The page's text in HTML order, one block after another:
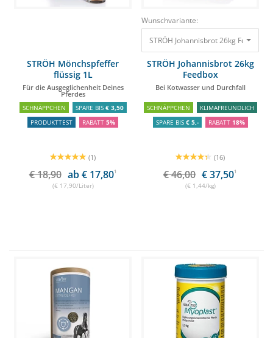
STRÖH Mönchspfeffer
flüssig 1L
Für die Ausgeglichenheit Deines
Pferdes
SCHNÄPPCHEN SPARE BIS € 3,50
PRODUKTTEST
RABATT 5%
(1)
€ 18,90 ab € 17,801
(€ 17,90/Liter)
Wunschvariante:
STRÖH Johannisbrot 26kg
STRÖH Johannisbrot 26kg
Feedbox
Bei Kotwasser und Durchfall
SCHNÄPPCHEN
KLIMAFREUNDLICH
SPARE BIS € 5,- RABATT 18%
(16)
€ 46,00 € 37,501
(€ 1,44/kg)